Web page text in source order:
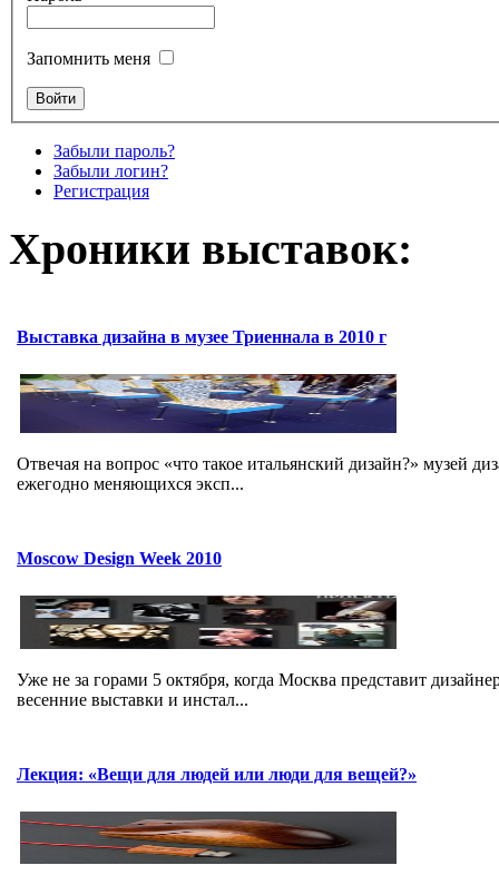
Запомнить меня
Забыли пароль?
Забыли логин?
Регистрация
Хроники выставок:
Выставка дизайна в музее Триеннала в 2010 г
Отвечая на вопрос «что такое итальянский дизайн?» музей
ежегодно меняющихся эксп...
Moscow Design Week 2010
Уже не за горами 5 октября, когда Москва представит
весенние выставки и инстал...
Лекция: «Вещи для людей или люди для вещей?»